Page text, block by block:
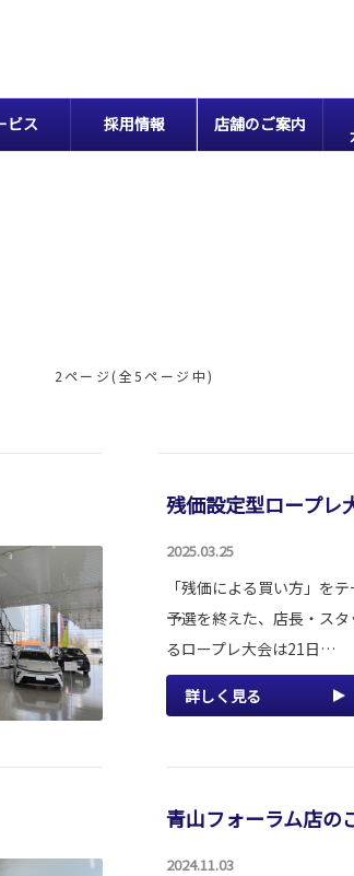
ビス 採用情報 店舗のご案内
2ページ(全5ページ中)
残価設定型ロープレ
2025.03.25
「残価による買い方」を
予選を終えた、店長・ス
るロープレ大会は21日…
詳しく見る
青山フォーラム店の
2024.11.03